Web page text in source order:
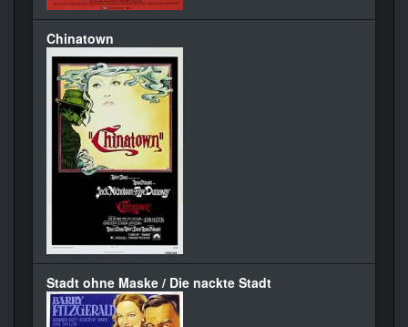
Chinatown
Stadt ohne Maske / Die nackte Stadt